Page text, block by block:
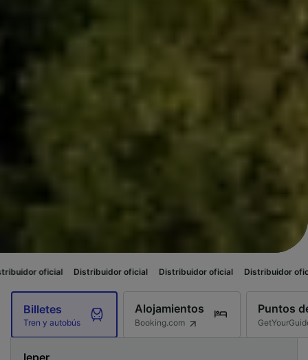
Distribuidor oficial Distribuidor oficial Distribuidor oficial
Billetes
Tren y autobús
Alojamientos
Booking.com
Puntos